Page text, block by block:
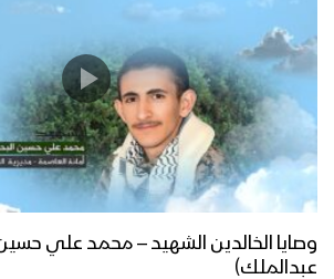
وصايا الخالدين الشهيد – محمد علي
عبدالملك)